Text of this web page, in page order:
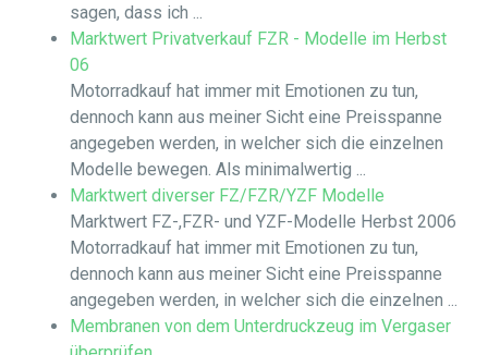
sagen, dass ich ...
Marktwert Privatverkauf FZR - Modelle im Herbst
06
Motorradkauf hat immer mit Emotionen zu tun,
dennoch kann aus meiner Sicht eine Preisspanne
angegeben werden, in welcher sich die einzelnen
Modelle bewegen. Als minimalwertig ...
Marktwert diverser FZ/FZR/YZF Modelle
Marktwert FZ-,FZR- und YZF-Modelle Herbst 2006
Motorradkauf hat immer mit Emotionen zu tun,
dennoch kann aus meiner Sicht eine Preisspanne
angegeben werden, in welcher sich die einzelnen ...
Membranen von dem Unterdruckzeug im Vergaser